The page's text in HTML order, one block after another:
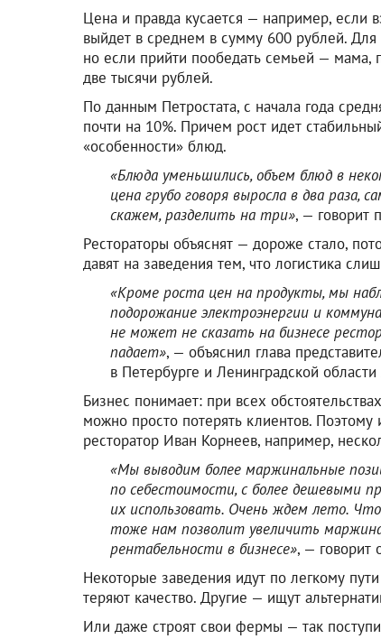
Цена и правда кусается — например, если
выйдет в среднем в сумму 600 рублей.
но если прийти пообедать семьей — мама,
две тысячи рублей.
По данным Петростата, с начала года
почти на 10%. Причем рост идет
«особенности» блюд.
«Блюда уменьшились, объем блюд в
цена грубо говоря выросла в два раза,
скажем, разделить на три», — говорит
Рестораторы объяснят — дороже стало,
давят на заведения тем, что логистика
«Кроме роста цен на продукты, мы
подорожание электроэнергии и
не может не сказать на бизнесе
падает», — объяснил глава
в Петербурге и Ленинградской
Бизнес понимает: при всех
можно просто потерять клиентов.
ресторатор Иван Корнеев, например,
«Мы выводим более маржинальные
по себестоимости, с более дешевыми
их использовать. Очень ждем лето.
тоже нам позволит увеличить
рентабельности в бизнесе», — говорит
Некоторые заведения идут по легкому
теряют качество. Другие — ищут
Или даже строят свои фермы — так